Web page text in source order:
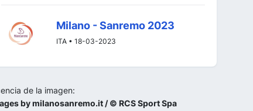
Milano - Sanremo 2023
ITA • 18-03-2023
de la imagen:
by milanosanremo.it / © RCS Sport Spa